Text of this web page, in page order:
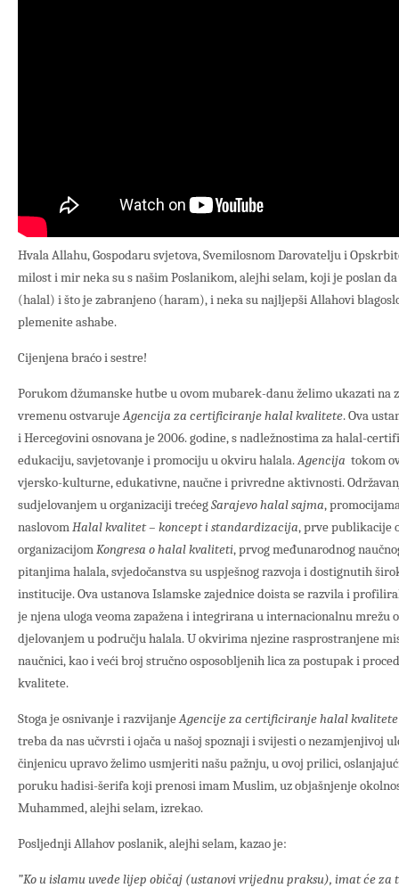
Hvala Allahu, Gospodaru svjetova, Svemilosnom Darovatelju i
milost i mir neka su s našim Poslanikom, alejhi selam, koji je poslan
(halal) i što je zabranjeno (haram), i neka su najljepši Allahovi
plemenite ashabe.
Cijenjena braćo i sestre!
Porukom džumanske hutbe u ovom mubarek-danu želimo ukazati na
vremenu ostvarujeAgencija za certificiranje halal kvalitete. Ova
i Hercegovini osnovana je 2006. godine, s nadležnostima za halal-
edukaciju, savjetovanje i promociju u okviru halala.Agencija tokom
vjersko-kulturne, edukativne, naučne i privredne aktivnosti.
sudjelovanjem u organizaciji trećegSarajevo halal sajma,
naslovomHalal kvalitet – koncept i standardizacija, prve publikacije
organizacijomKongresa o halal kvaliteti, prvog međunarodnog
pitanjima halala, svjedočanstva su uspješnog razvoja i dostignutih
institucije. Ova ustanova Islamske zajednice doista se razvila i
je njena uloga veoma zapažena i integrirana u internacionalnu mrežu
djelovanjem u području halala. U okvirima njezine rasprostranjene
naučnici, kao i veći broj stručno osposobljenih lica za postupak i
kvalitete.
Stoga je osnivanje i razvijanjeAgencije za certificiranje halal kvalitete
treba da nas učvrsti i ojača u našoj spoznaji i svijesti o nezamjenjivoj
činjenicu upravo želimo usmjeriti našu pažnju, u ovoj prilici,
poruku hadisi-šerifa koji prenosi imam Muslim, uz objašnjenje
Muhammed, alejhi selam, izrekao.
Posljednji Allahov poslanik, alejhi selam, kazao je:
”Ko u islamu uvede lijep običaj (ustanovi vrijednu praksu), imat će